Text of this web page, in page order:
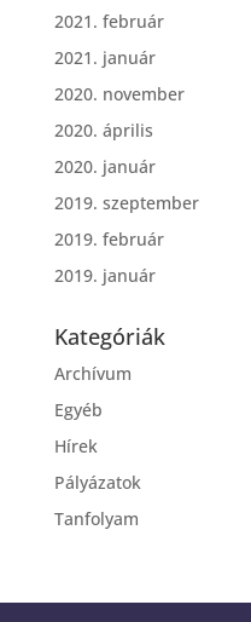
2021. február
2021. január
2020. november
2020. április
2020. január
2019. szeptember
2019. február
2019. január
Kategóriák
Archívum
Egyéb
Hírek
Pályázatok
Tanfolyam